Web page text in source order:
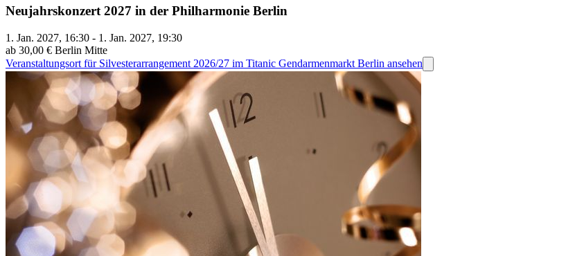
Neujahrskonzert 2027 in der Philharmonie Berlin
1. Jan. 2027, 16:30 - 1. Jan. 2027, 19:30
ab 30,00 € Berlin Mitte
Veranstaltungsort für Silvesterarrangement 2026/27 im Titanic Gendarmenmarkt Berlin ansehen